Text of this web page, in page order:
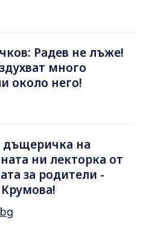
Радев не лъже!
много
около него!
дъщеричка на
ни лекторка от
за родители -